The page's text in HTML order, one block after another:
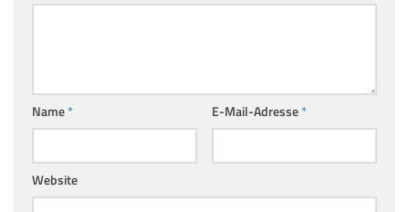
Name* E-Mail-Adresse*
Website